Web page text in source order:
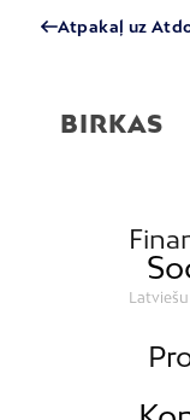
Atpakaļ uz
BIRKAS